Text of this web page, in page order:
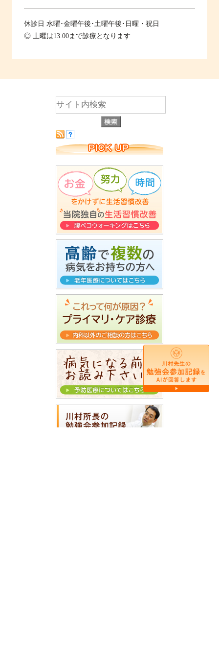
休診日 水曜･金曜午後･土曜午後･日曜・祝日
◎ 土曜は13:00まで診療となります